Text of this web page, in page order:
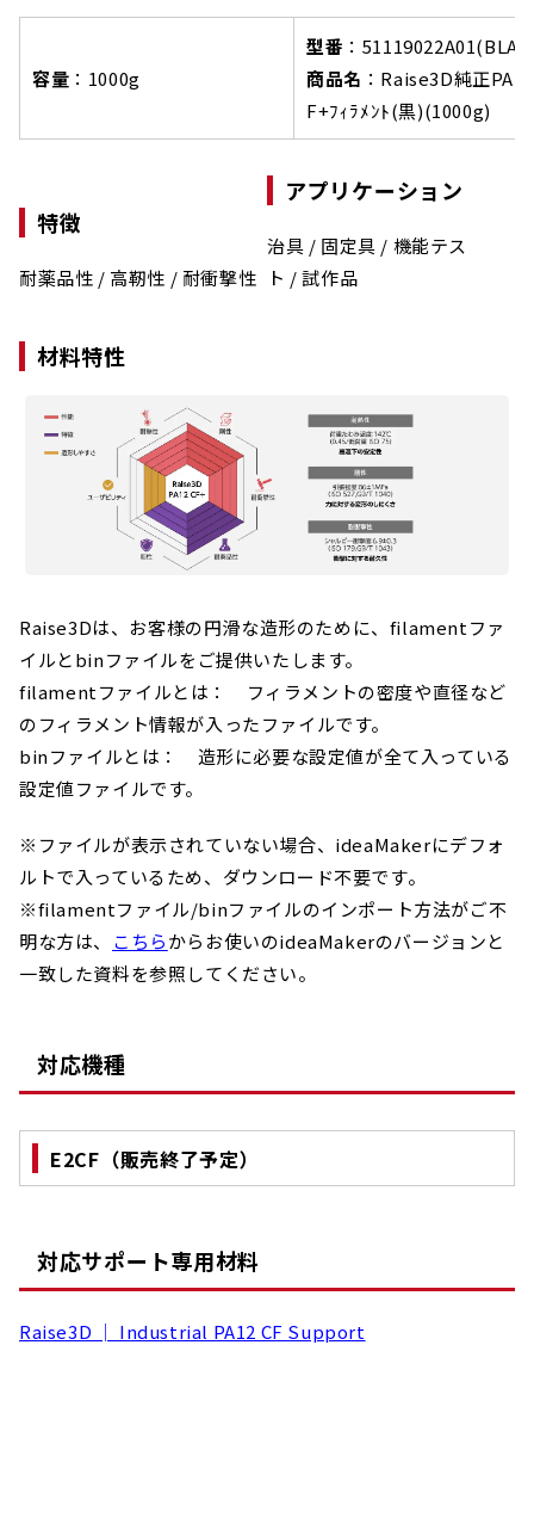
容量 ：1000g
型番 ：
商品名 ： Raise3D純正
F+ﾌｨﾗﾒﾝﾄ(黒)(1000g)
特徴
耐薬品性 / 高靭性 / 耐衝撃性
アプリケーション
治具 / 固定具 / 機能テス
ト / 試作品
材料特性
Raise3Dは、お客様の円滑な造形のために、filamentファ
イルとbinファイルをご提供いたします。
filamentファイルとは： フィラメントの密度や直径など
のフィラメント情報が入ったファイルです。
binファイルとは： 造形に必要な設定値が全て入っている
設定値ファイルです。
※ファイルが表示されていない場合、ideaMakerにデフォ
ルトで入っているため、ダウンロード不要です。
※filamentファイル/binファイルのインポート方法がご不
明な方は、 こちらからお使いのideaMakerのバージョンと
一致した資料を参照してください。
対応機種
E2CF（販売終了予定）
対応サポート専用材料
Raise3D │ Industrial PA12 CF Support